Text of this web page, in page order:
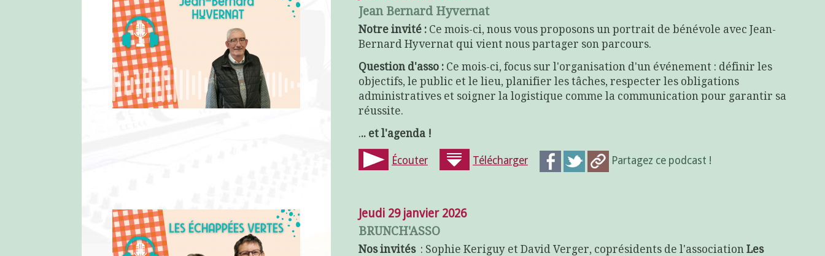
Jean Bernard Hyvernat
Notre invité : Ce mois-ci, nous vous proposons un portrait de bénévole avec Jean-
Bernard Hyvernat qui vient nous partager son parcours.
Question d'asso : Ce mois-ci, focus sur l'organisation d'un événement : définir les
objectifs, le public et le lieu, planifier les tâches, respecter les obligations
administratives et soigner la logistique comme la communication pour garantir sa
réussite.
... et l'agenda !
Écouter Télécharger Partagez ce podcast !
Jeudi 29 janvier 2026
BRUNCH'ASSO
Nos invités : Sophie Keriguy et David Verger, coprésidents de l'association Les